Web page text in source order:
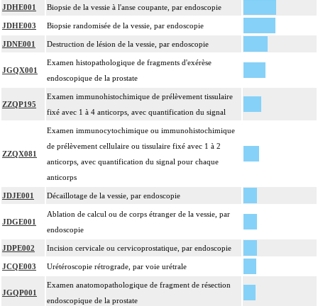
JDHE001 Biopsie de la vessie à l'anse coupante, par endoscopie
JDHE003 Biopsie randomisée de la vessie, par endoscopie
JDNE001 Destruction de lésion de la vessie, par endoscopie
JGQX001
Examen histopathologique de fragments d'exérèse
endoscopique de la prostate
ZZQP195
Examen immunohistochimique de prélèvement tissulaire
fixé avec 1 à 4 anticorps, avec quantification du signal
ZZQX081
Examen immunocytochimique ou immunohistochimique
de prélèvement cellulaire ou tissulaire fixé avec 1 à 2
anticorps, avec quantification du signal pour chaque
anticorps
JDJE001 Décaillotage de la vessie, par endoscopie
JDGE001
Ablation de calcul ou de corps étranger de la vessie, par
endoscopie
JDPE002 Incision cervicale ou cervicoprostatique, par endoscopie
JCQE003 Urétéroscopie rétrograde, par voie urétrale
JGQP001
Examen anatomopathologique de fragment de résection
endoscopique de la prostate